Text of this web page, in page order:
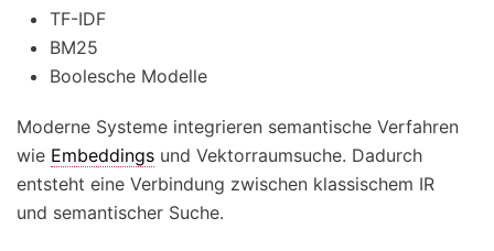
TF-IDF
BM25
Boolesche Modelle
Moderne Systeme integrieren semantische Verfahren
wie Embeddings und Vektorraumsuche. Dadurch
entsteht eine Verbindung zwischen klassischem IR
und semantischer Suche.